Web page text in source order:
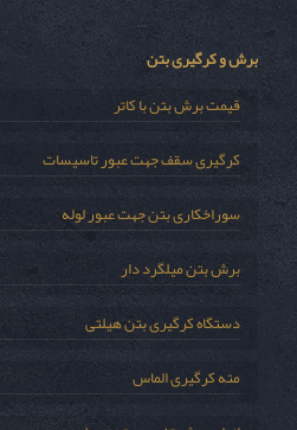
برش و کرگیری بتن
قیمت برش بتن با کاتر
کرگیری سقف جهت عبور تاسیسات
سوراخکاری بتن جهت عبور لوله
برش بتن میلگرد دار
دستگاه کرگیری بتن هیلتی
مته کرگیری الماس